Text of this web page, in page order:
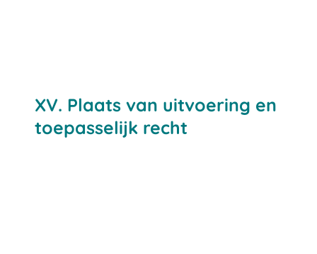
XV. Plaats van uitvoering en
toepasselijk recht